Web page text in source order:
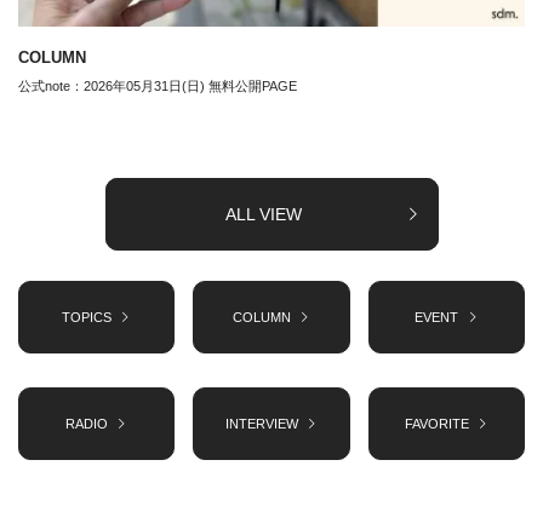
COLUMN
公式note：2026年05月31日(日) 無料公開PAGE
ALL VIEW
TOPICS COLUMN EVENT
RADIO INTERVIEW FAVORITE